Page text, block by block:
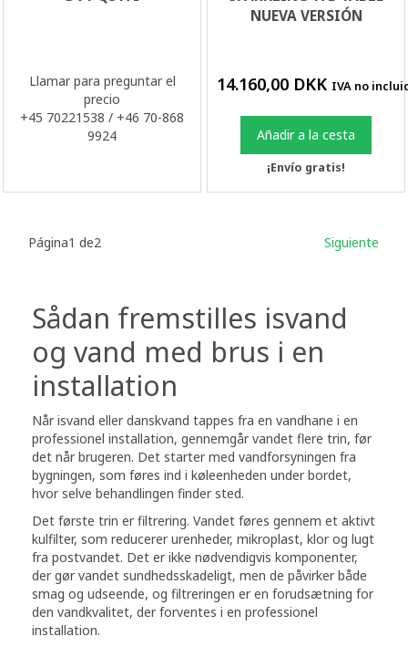
Llamar para preguntar el
precio
+45 70221538 / +46 70-868
9924
NUEVA VERSIÓN
14.160,00 DKK IVA no
Añadir a la cesta
¡Envío gratis!
Página1 de2 Siguiente
Sådan fremstilles isvand
og vand med brus i en
installation
Når isvand eller danskvand tappes fra en vandhane i en
professionel installation, gennemgår vandet flere trin, før
det når brugeren. Det starter med vandforsyningen fra
bygningen, som føres ind i køleenheden under bordet,
hvor selve behandlingen finder sted.
Det første trin er filtrering. Vandet føres gennem et aktivt
kulfilter, som reducerer urenheder, mikroplast, klor og lugt
fra postvandet. Det er ikke nødvendigvis komponenter,
der gør vandet sundhedsskadeligt, men de påvirker både
smag og udseende, og filtreringen er en forudsætning for
den vandkvalitet, der forventes i en professionel
installation.